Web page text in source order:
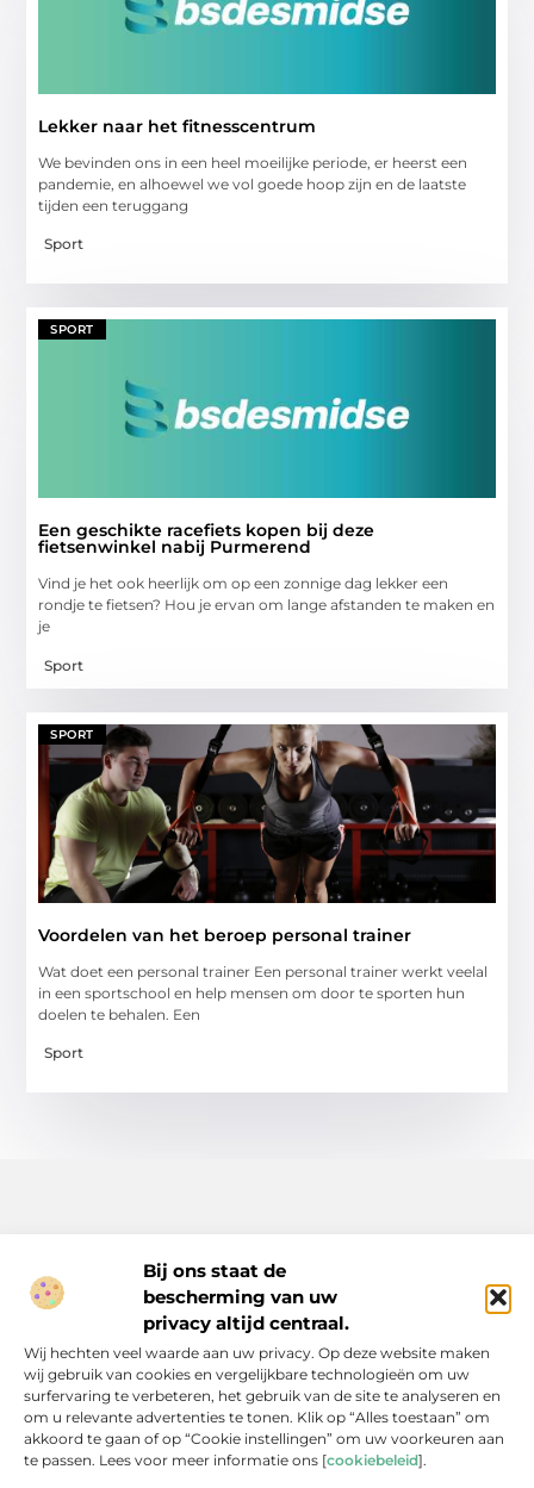
Bij ons staat de
bescherming van uw
privacy altijd centraal.
Wij hechten veel waarde aan uw privacy. Op deze website maken
wij gebruik van cookies en vergelijkbare technologieën om uw
surfervaring te verbeteren, het gebruik van de site te analyseren en
om u relevante advertenties te tonen. Klik op “Alles toestaan” om
akkoord te gaan of op “Cookie instellingen” om uw voorkeuren aan
te passen. Lees voor meer informatie ons [cookiebeleid].
Lekker naar het fitnesscentrum
We bevinden ons in een heel moeilijke periode, er heerst een
pandemie, en alhoewel we vol goede hoop zijn en de laatste
tijden een teruggang
Sport
SPORT
Een geschikte racefiets kopen bij deze
fietsenwinkel nabij Purmerend
Vind je het ook heerlijk om op een zonnige dag lekker een
rondje te fietsen? Hou je ervan om lange afstanden te maken en
je
Sport
SPORT
Voordelen van het beroep personal trainer
Wat doet een personal trainer Een personal trainer werkt veelal
in een sportschool en help mensen om door te sporten hun
doelen te behalen. Een
Sport
Inspiratie, tips en verhalen voor elk moment.
Ontdek een breed scala aan artikelen en blogs die je dagelijks
leven verrijken, van praktische adviezen tot boeiende verhalen.
Bericht categorie